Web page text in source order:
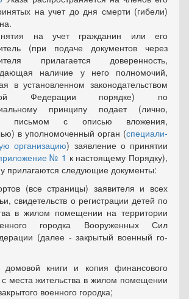
на учет до дня смерти (гибе­ли)
на учет гражданин или его
(при подаче документов через
прилагается доверенность,
наличие у него полномочий,
в установ­ленном законодательством
Федерации порядке) по
принципу подает (лично,
письмом с описью вложения,
в уполномоченный орган (специали­
организацию) заявление о принятии
№ 1 к настоящему Порядку),
прилагаются следую­щие документы:
(все страницы) заявителя и всех
свидетельств о регистрации детей по
в жи­лом помещении на территории
городка Воору­женных Сил
(далее - закрытый военный го­
книги и копия финансового
с места жительства в жилом помещении
военного городка;